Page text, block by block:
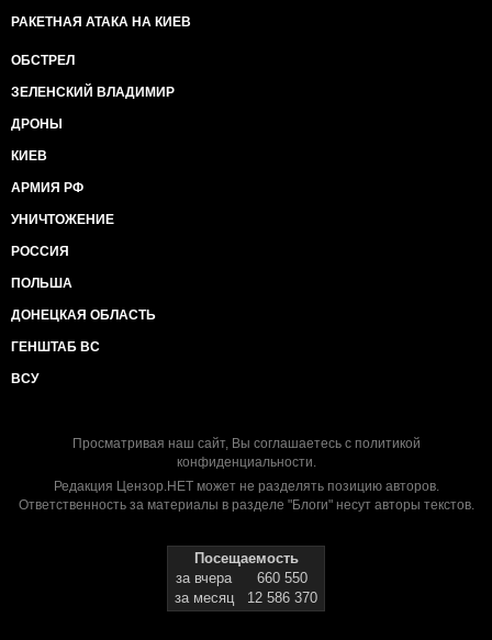
РАКЕТНАЯ АТАКА НА КИЕВ
ОБСТРЕЛ
ЗЕЛЕНСКИЙ ВЛАДИМИР
ДРОНЫ
КИЕВ
АРМИЯ РФ
УНИЧТОЖЕНИЕ
РОССИЯ
ПОЛЬША
ДОНЕЦКАЯ ОБЛАСТЬ
ГЕНШТАБ ВС
ВСУ
Просматривая наш сайт, Вы соглашаетесь с политикой
конфиденциальности.
Редакция Цензор.НЕТ может не разделять позицию авторов.
Ответственность за материалы в разделе "Блоги" несут авторы текстов.
Посещаемость
за вчера
660 550
за месяц
12 586 370